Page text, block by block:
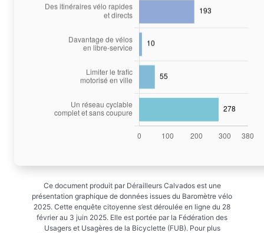
Ce document produit par Dérailleurs Calvados est une
présentation graphique de données issues du Baromètre vélo
2025. Cette enquête citoyenne s’est déroulée en ligne du 28
février au 3 juin 2025. Elle est portée par la Fédération des
Usagers et Usagères de la Bicyclette (FUB). Pour plus